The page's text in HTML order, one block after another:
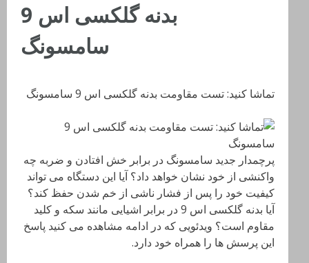
بدنه گلکسی اس 9
سامسونگ
تماشا کنید: تست مقاومت بدنه گلکسی اس 9 سامسونگ
پرچمدار جدید سامسونگ در برابر خش افتادن و ضربه چه
واکنشی از خود نشان خواهد داد؟ آیا این دستگاه می تواند
کیفیت خود را پس از فشار ناشی از خم شدن حفظ کند؟
آیا بدنه گلکسی اس 9 در برابر اشیایی مانند سکه و کلید
مقاوم است؟ ویدئویی که در ادامه مشاهده می کنید پاسخ
این پرسش ها را همراه خود دارد.